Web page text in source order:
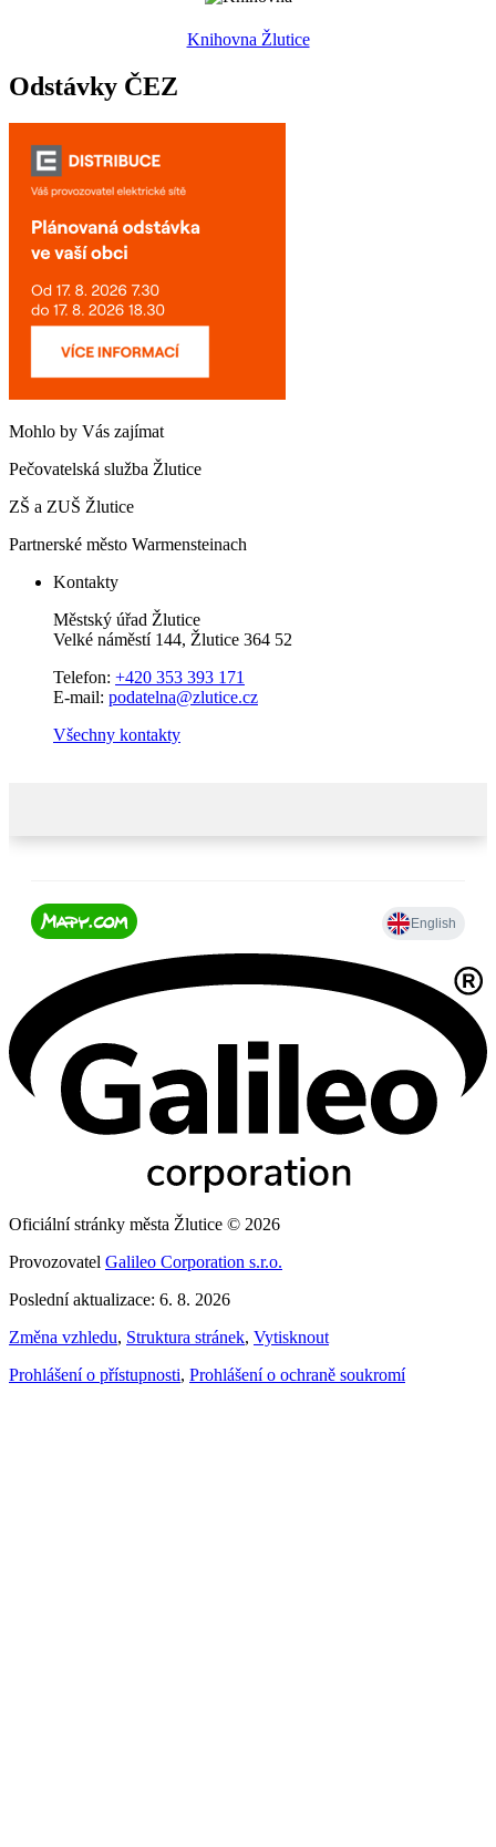
Knihovna Žlutice
Odstávky ČEZ
Mohlo by Vás zajímat
Pečovatelská služba Žlutice
ZŠ a ZUŠ Žlutice
Partnerské město Warmensteinach
Kontakty
Městský úřad Žlutice
Velké náměstí 144, Žlutice 364 52
Telefon: +420 353 393 171
E-mail: podatelna@zlutice.cz
Všechny kontakty
Oficiální stránky města Žlutice © 2026
Provozovatel Galileo Corporation s.r.o.
Poslední aktualizace: 6. 8. 2026
Změna vzhledu, Struktura stránek, Vytisknout
Prohlášení o přístupnosti, Prohlášení o ochraně soukromí